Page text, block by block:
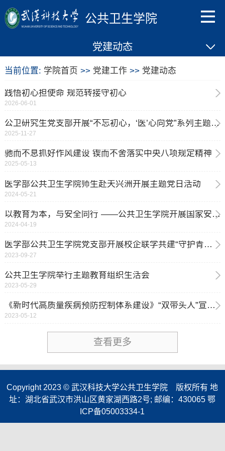
公共卫生学院
党建动态
当前位置: 学院首页 >> 党建工作 >> 党建动态
践悟初心担使命 规范转接守初心
2026-06-01
公卫研究生党支部开展“不忘初心，‘医’心向党”系列主题党日活动
2025-11-27
驰而不息抓好作风建设 锲而不舍落实中央八项规定精神
2025-05-13
医学部公共卫生学院师生赴天兴洲开展主题党日活动
2024-05-21
以教育为本，与安全同行 ——公共卫生学院开展国家安全教育
2024-04-19
医学部公共卫生学院党支部开展校企联学共建“守护青春 健康同行”健康知识进高校主题教育活动
2023-09-27
公共卫生学院举行主题教育组织生活会
2023-05-29
《新时代高质量疾病预防控制体系建设》“双带头人”宣讲报告会
2023-05-12
查看更多
Copyright 2023 © 武汉科技大学公共卫生学院 版权所有 地
址：湖北省武汉市洪山区黄家湖西路2号; 邮编：430065 鄂
ICP备05003334-1